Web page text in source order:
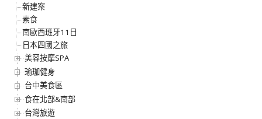
新建案
素食
南歐西班牙11日
日本四國之旅
美容按摩SPA
瑜珈健身
台中美食區
食在北部&南部
台灣旅遊